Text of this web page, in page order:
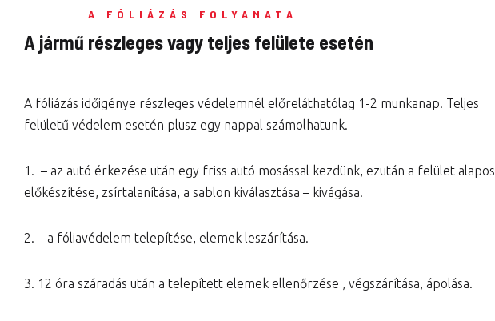
A FÓLIÁZÁS FOLYAMATA
A jármű részleges vagy teljes felülete esetén
A fóliázás időigénye részleges védelemnél előreláthatólag 1-2 munkanap. Teljes
felületű védelem esetén plusz egy nappal számolhatunk.
1. – az autó érkezése után egy friss autó mosással kezdünk, ezután a felület alapos
előkészítése, zsírtalanítása, a sablon kiválasztása – kivágása.
2. – a fóliavédelem telepítése, elemek leszárítása.
3. 12 óra száradás után a telepített elemek ellenőrzése , végszárítása, ápolása.